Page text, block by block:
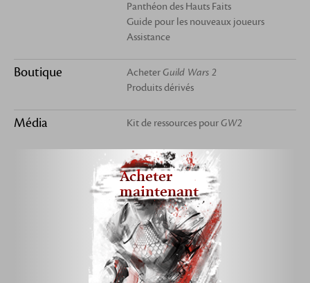
Panthéon des Hauts Faits
Guide pour les nouveaux joueurs
Assistance
Boutique AcheterGuild Wars 2
Produits dérivés
Média Kit de ressources pourGW2
Acheter
maintenant